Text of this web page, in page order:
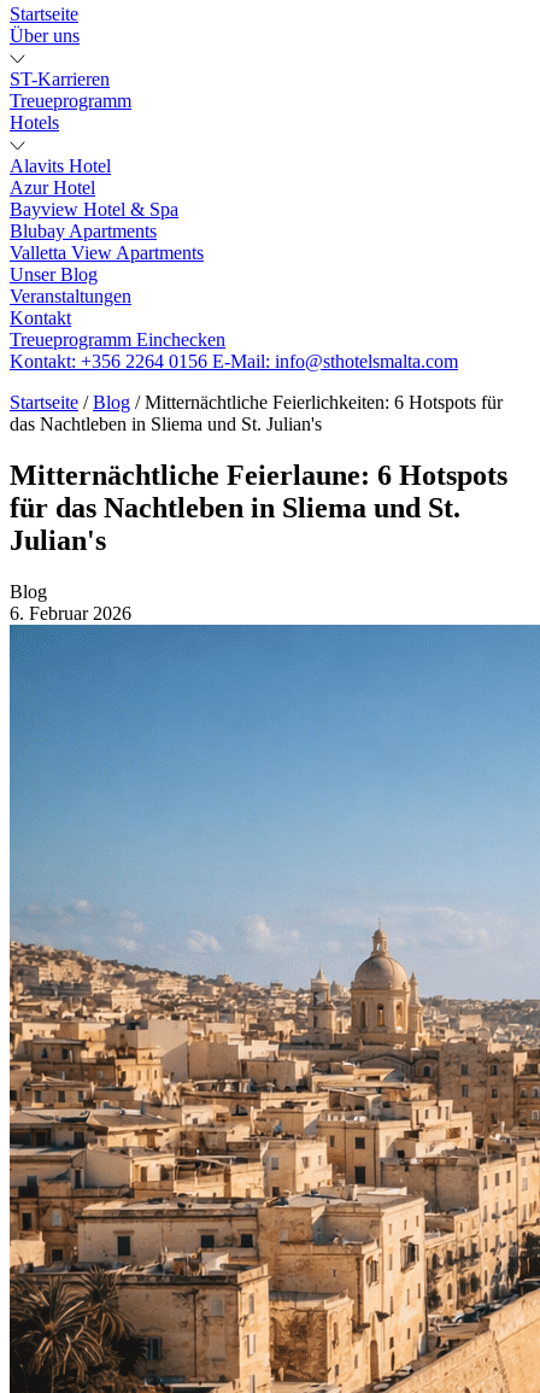
Startseite
Über uns
ST-Karrieren
Treueprogramm
Hotels
Alavits Hotel
Azur Hotel
Bayview Hotel & Spa
Blubay Apartments
Valletta View Apartments
Unser Blog
Veranstaltungen
Kontakt
Treueprogramm Einchecken
Kontakt: +356 2264 0156 E-Mail: info@sthotelsmalta.com
Startseite /Blog /Mitternächtliche Feierlichkeiten: 6 Hotspots für
das Nachtleben in Sliema und St. Julian's
Mitternächtliche Feierlaune: 6 Hotspots
für das Nachtleben in Sliema und St.
Julian's
Blog
6. Februar 2026